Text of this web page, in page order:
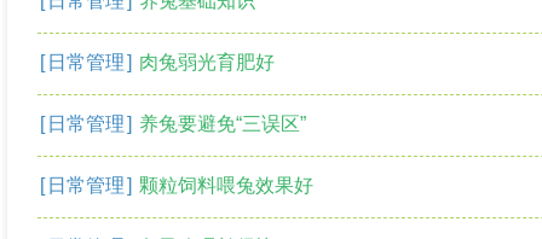
[ 日常管理] 肉兔弱光育肥好
[ 日常管理] 养兔要避免“三误区”
[ 日常管理] 颗粒饲料喂兔效果好